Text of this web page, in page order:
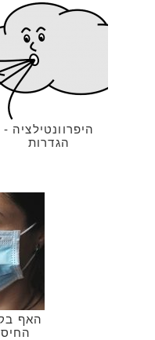
היפרוונטילציה -
הגדרות
האף